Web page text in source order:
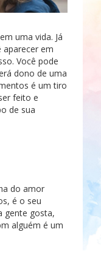
uma vida. Já
em
Você pode
dono de uma
é um tiro
feito e
de sua
do amor
é o seu
gente gosta,
alguém é um